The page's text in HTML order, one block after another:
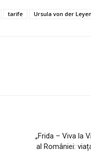
tarife Ursula von der Leyen
„Frida – Viva la
al României: